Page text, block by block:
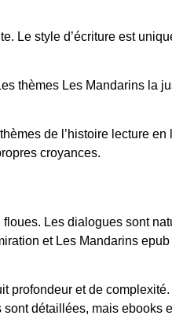
Le style d’écriture est
thèmes Les Mandarins la
de l’histoire lecture
croyances.
Les dialogues sont
et Les Mandarins
profondeur et de
détaillées, mais ebooks